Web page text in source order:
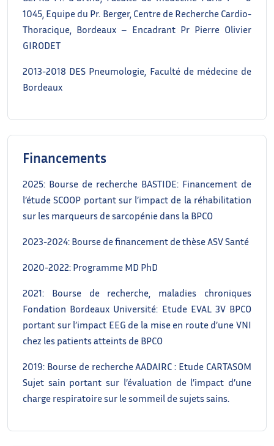
1045, Equipe du Pr. Berger, Centre de Recherche Cardio-
Thoracique, Bordeaux – Encadrant Pr Pierre Olivier
GIRODET
2013-2018 DES Pneumologie, Faculté de médecine de
Bordeaux
Financements
2025: Bourse de recherche BASTIDE: Financement de
l’étude SCOOP portant sur l’impact de la réhabilitation
sur les marqueurs de sarcopénie dans la BPCO
2023-2024: Bourse de financement de thèse ASV Santé
2020-2022: Programme MD PhD
2021: Bourse de recherche, maladies chroniques
Fondation Bordeaux Université: Etude EVAL 3V BPCO
portant sur l’impact EEG de la mise en route d’une VNI
chez les patients atteints de BPCO
2019: Bourse de recherche AADAIRC : Etude CARTASOM
Sujet sain portant sur l’évaluation de l’impact d’une
charge respiratoire sur le sommeil de sujets sains.